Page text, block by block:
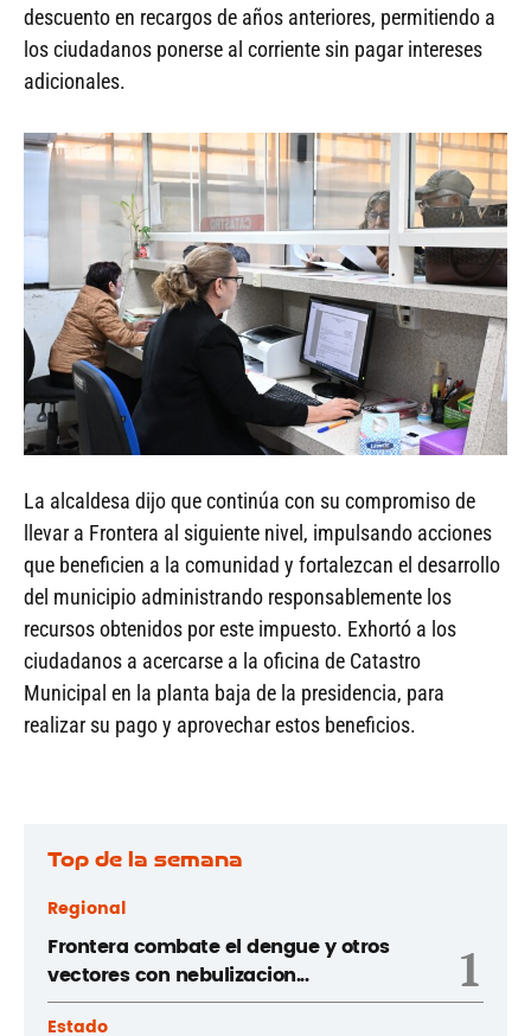
descuento en recargos de años anteriores, permitiendo a
los ciudadanos ponerse al corriente sin pagar intereses
adicionales.
La alcaldesa dijo que continúa con su compromiso de
llevar a Frontera al siguiente nivel, impulsando acciones
que beneficien a la comunidad y fortalezcan el desarrollo
del municipio administrando responsablemente los
recursos obtenidos por este impuesto. Exhortó a los
ciudadanos a acercarse a la oficina de Catastro
Municipal en la planta baja de la presidencia, para
realizar su pago y aprovechar estos beneficios.
Top de la semana
Regional
Frontera combate el dengue y otros
vectores con nebulizacion...
1
Estado